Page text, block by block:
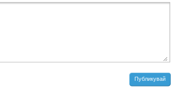
Публикувай